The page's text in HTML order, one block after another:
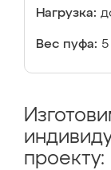
Нагрузка:
Вес пуфа: 5
проекту: